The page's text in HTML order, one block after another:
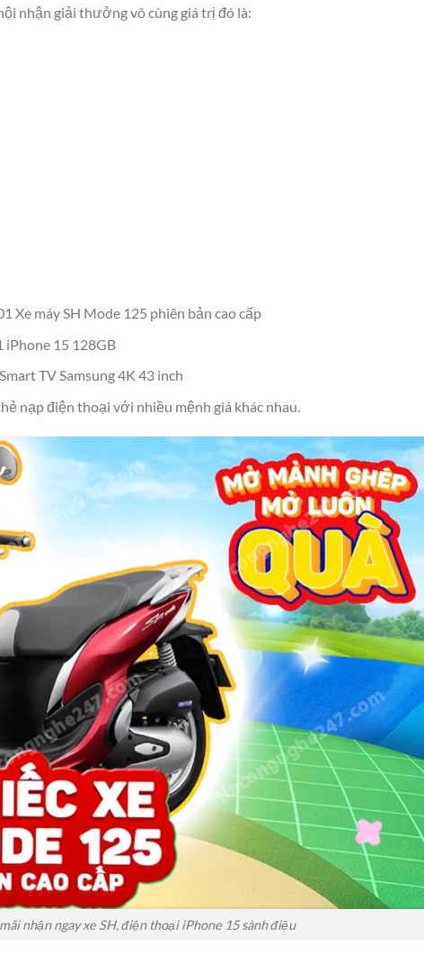
nhận giải thưởng vô cùng giá trị đó là:
Xe máy SH Mode 125 phiên bản cao cấp
15 128GB
TV Samsung 4K 43 inch
nạp điện thoại với nhiều mệnh giá khác nhau.
nhận ngay xe SH, điện thoại iPhone 15 sành điệu